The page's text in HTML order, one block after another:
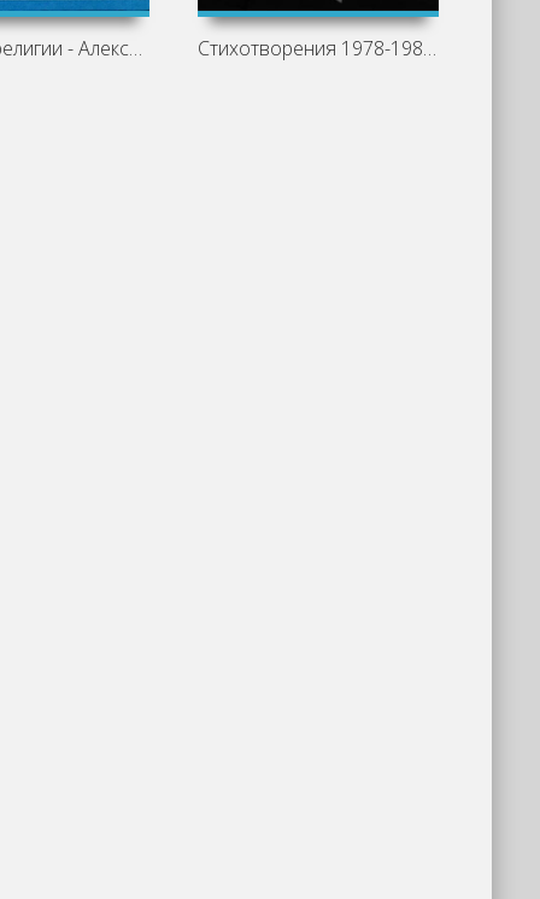
История религии - Александр Мень Стихотворения 1978-1981 гг - Александр